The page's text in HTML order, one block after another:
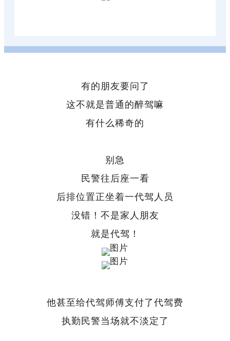
有的朋友要问了
这不就是普通的醉驾嘛
有什么稀奇的
别急
民警往后座一看
后排位置正坐着一代驾人员
没错！不是家人朋友
就是代驾！
他甚至给代驾师傅支付了代驾费
执勤民警当场就不淡定了